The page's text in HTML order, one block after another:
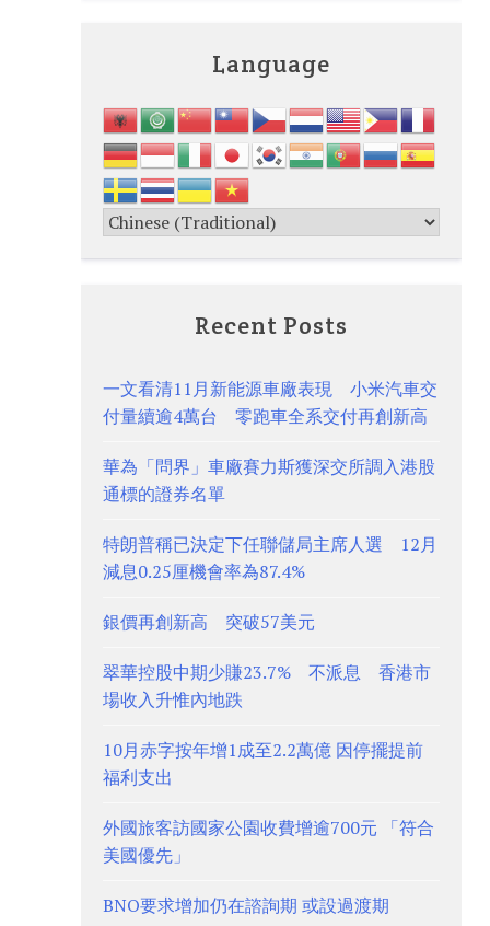
Language
Recent Posts
一文看清11月新能源車廠表現 小米汽車交
付量續逾4萬台 零跑車全系交付再創新高
華為「問界」車廠賽力斯獲深交所調入港股
通標的證券名單
特朗普稱已決定下任聯儲局主席人選 12月
減息0.25厘機會率為87.4%
銀價再創新高 突破57美元
翠華控股中期少賺23.7% 不派息 香港市
場收入升惟內地跌
10月赤字按年增1成至2.2萬億 因停擺提前
福利支出
外國旅客訪國家公園收費增逾700元 「符合
美國優先」
BNO要求增加仍在諮詢期 或設過渡期